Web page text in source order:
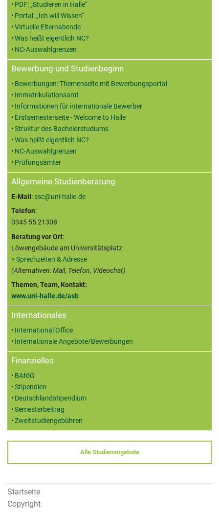
PDF: „Studieren in Halle“
Portal: „Ich will Wissen“
Virtuelle Elternabende
Was heißt eigentlich NC?
NC-Auswahlgrenzen
Bewerbung und Studienbeginn
Bewerbungen: Themenseite mit Bewerbungsportal
Immatrikulationsamt
Informationen für internationale Bewerber
Erstsemesterseite - Welcome to Halle
Struktur des Bachelorstudiums
Was heißt eigentlich NC?
NC-Auswahlgrenzen
Prüfungsämter
Allgemeine Studienberatung
E-Mail : ssc@uni-halle.de
Telefon:
0345 55 21308
Beratung vor Ort:
Löwengebäude am Universitätsplatz
> Sprechzeiten & Adresse
(Alternativen: Mail, Telefon, Videochat)
Themen, Team, Kontakt:
www.uni-halle.de/asb
Internationales
International Office
Internationale Angebote/Bewerbungen
Finanzielles
BAföG
Stipendien
Deutschlandstipendium
Semesterbeitrag
Zweitstudiengebühren
Alle Studienangebote
Startseite
Copyright